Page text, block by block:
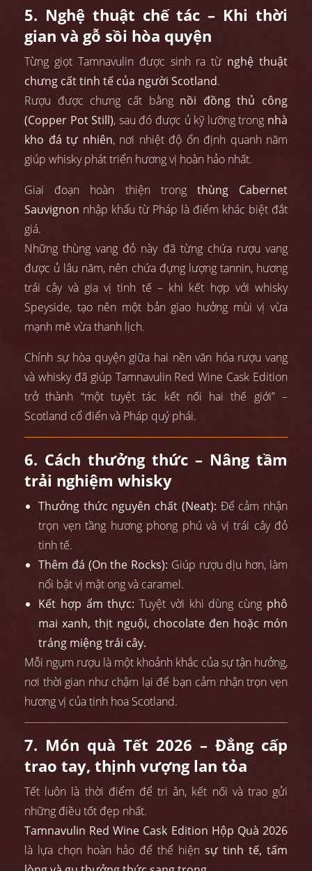
5. Nghệ thuật chế tác – Khi thời
gian và gỗ sồi hòa quyện
Từng giọt Tamnavulin được sinh ra từ nghệ thuật
chưng cất tinh tế của người Scotland.
Rượu được chưng cất bằng nồi đồng thủ công
(Copper Pot Still), sau đó được ủ kỹ lưỡng trong nhà
kho đá tự nhiên, nơi nhiệt độ ổn định quanh năm
giúp whisky phát triển hương vị hoàn hảo nhất.
Giai đoạn hoàn thiện trong thùng Cabernet
Sauvignon nhập khẩu từ Pháp là điểm khác biệt đắt
giá.
Những thùng vang đỏ này đã từng chứa rượu vang
được ủ lâu năm, nên chứa đựng lượng tannin, hương
trái cây và gia vị tinh tế – khi kết hợp với whisky
Speyside, tạo nên một bản giao hưởng mùi vị vừa
mạnh mẽ vừa thanh lịch.
Chính sự hòa quyện giữa hai nền văn hóa rượu vang
và whisky đã giúp Tamnavulin Red Wine Cask Edition
trở thành “một tuyệt tác kết nối hai thế giới” –
Scotland cổ điển và Pháp quý phái.
6. Cách thưởng thức – Nâng tầm
trải nghiệm whisky
Thưởng thức nguyên chất (Neat): Để cảm nhận
trọn vẹn tầng hương phong phú và vị trái cây đỏ
tinh tế.
Thêm đá (On the Rocks): Giúp rượu dịu hơn, làm
nổi bật vị mật ong và caramel.
Kết hợp ẩm thực: Tuyệt vời khi dùng cùng phô
mai xanh, thịt nguội, chocolate đen hoặc món
tráng miệng trái cây.
Mỗi ngụm rượu là một khoảnh khắc của sự tận hưởng,
nơi thời gian như chậm lại để bạn cảm nhận trọn vẹn
hương vị của tinh hoa Scotland.
7. Món quà Tết 2026 – Đẳng cấp
trao tay, thịnh vượng lan tỏa
Tết luôn là thời điểm để tri ân, kết nối và trao gửi
những điều tốt đẹp nhất.
Tamnavulin Red Wine Cask Edition Hộp Quà 2026
là lựa chọn hoàn hảo để thể hiện sự tinh tế, tấm